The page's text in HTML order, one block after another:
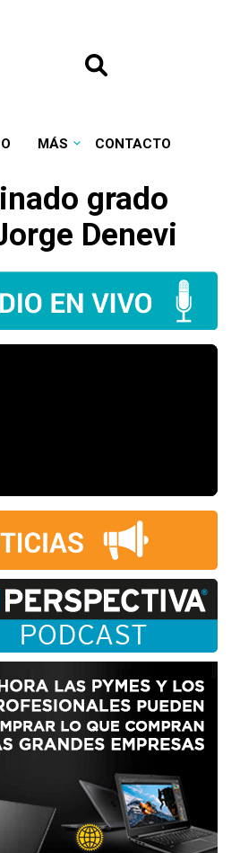
MÁS CONTACTO
grado
Denevi